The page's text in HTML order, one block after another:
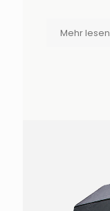
Mehr lesen